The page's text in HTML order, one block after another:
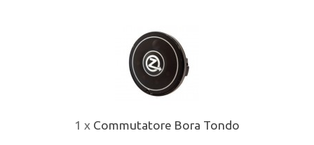
1 x Commutatore Bora Tondo